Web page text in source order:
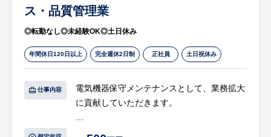
【働き方】
・1日あたりの接点数としては、訪問の場合3
料作ったりするのもカウントすると、3～10
社程度になります。
・タスクマネジメントをしっかりしているほ
かマネージャーがはやく終業し帰りやすい雰
ス・品質管理業
◎転勤なし◎未経験OK◎土日休み
年間休日120日以上 完全週休2日制 正社員 土日祝休み
仕事内容
電気機器保守メンテナンスとして、業務拡大
に貢献していただきます。